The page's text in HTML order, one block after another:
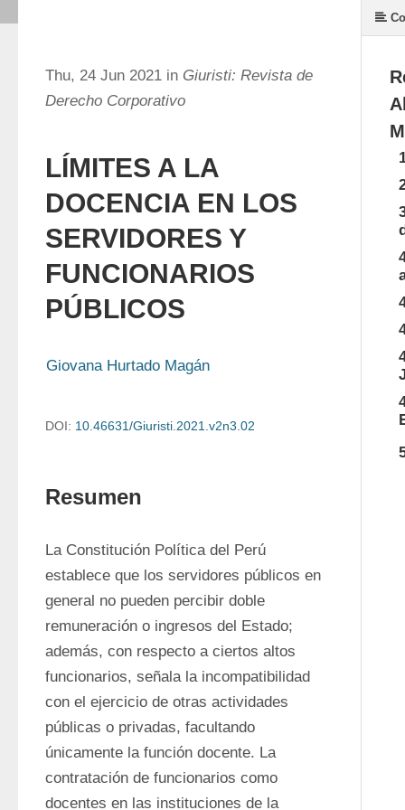
Thu, 24 Jun 2021 in Giuristi: Revista de
Derecho Corporativo
LÍMITES A LA
DOCENCIA EN LOS
SERVIDORES Y
FUNCIONARIOS
PÚBLICOS
Giovana Hurtado Magán
DOI: 10.46631/Giuristi.2021.v2n3.02
Resumen
La Constitución Política del Perú
establece que los servidores públicos en
general no pueden percibir doble
remuneración o ingresos del Estado;
además, con respecto a ciertos altos
funcionarios, señala la incompatibilidad
con el ejercicio de otras actividades
públicas o privadas, facultando
únicamente la función docente. La
contratación de funcionarios como
docentes en las instituciones de la